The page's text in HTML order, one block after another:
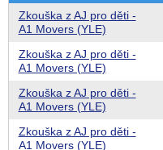
Zkouška z AJ pro děti -
A1 Movers (YLE)
Zkouška z AJ pro děti -
A1 Movers (YLE)
Zkouška z AJ pro děti -
A1 Movers (YLE)
Zkouška z AJ pro děti -
A1 Movers (YLE)